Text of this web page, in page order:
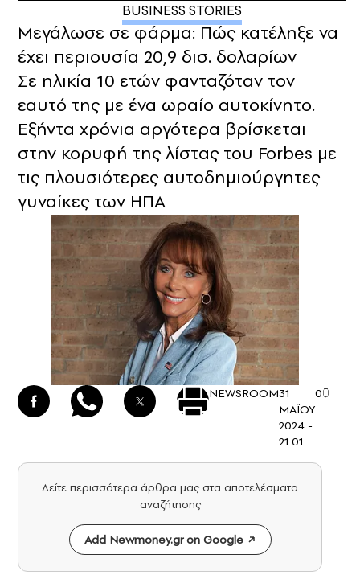
BUSINESS STORIES
Μεγάλωσε σε φάρμα: Πώς κατέληξε να
έχει περιουσία 20,9 δισ. δολαρίων
Σε ηλικία 10 ετών φανταζόταν τον
εαυτό της με ένα ωραίο αυτοκίνητο.
Εξήντα χρόνια αργότερα βρίσκεται
στην κορυφή της λίστας του Forbes με
τις πλουσιότερες αυτοδημιούργητες
γυναίκες των ΗΠΑ
NEWSROOM31
ΜΑΪΟΥ
2024 -
21:01
0
Δείτε περισσότερα άρθρα μας στα αποτελέσματα
αναζήτησης
Add Newmoney.gr on Google